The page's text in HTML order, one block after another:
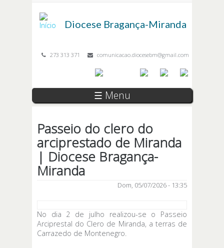
Diocese Bragança-Miranda
273 313 371 comunicacao.diocesebm@gmail.com
☰ Menu
Passeio do clero do
arciprestado de Miranda
| Diocese Bragança-
Miranda
Dom, 05/07/2026 - 13:35
No dia 2 de julho realizou-se o Passeio
Arciprestal do Clero de Miranda, a terras de
Carrazedo de Montenegro.